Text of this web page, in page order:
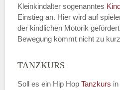
Kontakt E-Mail
Kleinkindalter sogenanntes
Einstieg an. Hier wird auf
der kindlichen Motorik
Bewegung kommt nicht zu
TANZKURS
Soll es ein Hip Hop Tanzkurs